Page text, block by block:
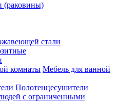
(раковины)
стали
Мебель для ванной
Полотенцесушители